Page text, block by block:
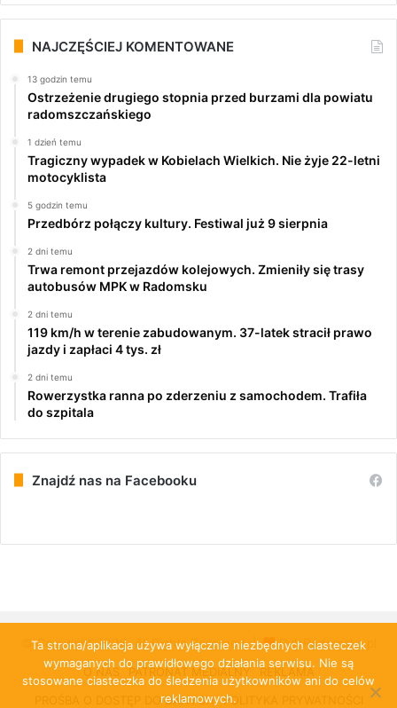
NAJCZĘŚCIEJ KOMENTOWANE
13 godzin temu
Ostrzeżenie drugiego stopnia przed burzami dla powiatu
radomszczańskiego
1 dzień temu
Tragiczny wypadek w Kobielach Wielkich. Nie żyje 22-letni
motocyklista
5 godzin temu
Przedbórz połączy kultury. Festiwal już 9 sierpnia
2 dni temu
Trwa remont przejazdów kolejowych. Zmieniły się trasy
autobusów MPK w Radomsku
2 dni temu
119 km/h w terenie zabudowanym. 37-latek stracił prawo
jazdy i zapłaci 4 tys. zł
2 dni temu
Rowerzystka ranna po zderzeniu z samochodem. Trafiła
do szpitala
Znajdź nas na Facebooku
© Copyright 2026, All Rights Reserved | PulsRadomska.pl
O NAS PATRONAT MEDIALNY
REKLAMA
PROŚBA O DOSTĘP DO DANYCH
POLITYKA PRYWATNOŚCI
Ta strona/aplikacja używa wyłącznie niezbędnych ciasteczek
wymaganych do prawidłowego działania serwisu. Nie są
stosowane ciasteczka do śledzenia użytkowników ani do celów
reklamowych.